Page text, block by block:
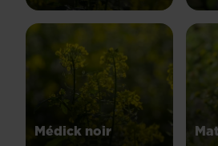
Médick noir